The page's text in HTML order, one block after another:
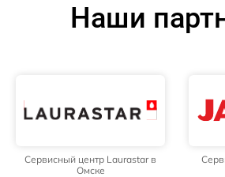
Наши
Сервисный центр Laurastar в
Омске